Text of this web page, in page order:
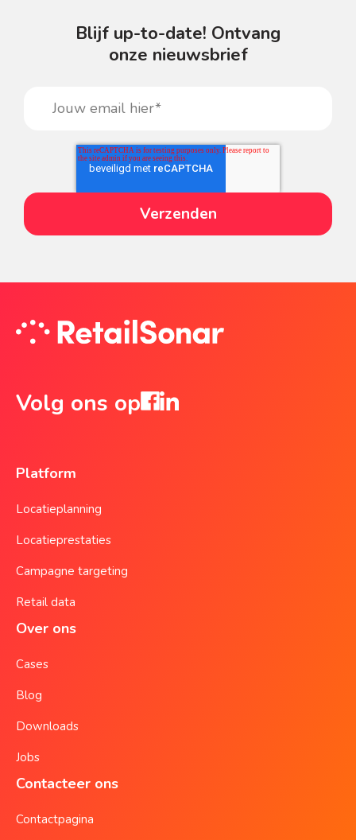
Blijf up-to-date! Ontvang
onze nieuwsbrief
Volg ons op
Platform
Locatieplanning
Locatieprestaties
Campagne targeting
Retail data
Over ons
Cases
Blog
Downloads
Jobs
Contacteer ons
Contactpagina